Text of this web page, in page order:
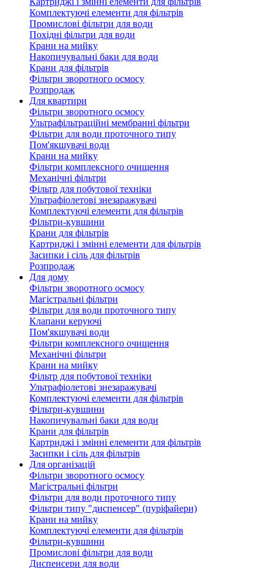
Комплектуючі елементи для фільтрів
Промислові фільтри для води
Похідні фільтри для води
Крани на мийку
Накопичувальні баки для води
Крани для фільтрів
Фільтри зворотного осмосу
Розпродаж
Для квартири
Фільтри зворотного осмосу
Ультрафільтраційні мембранні фільтри
Фільтри для води проточного типу
Пом'якшувачі води
Крани на мийку
Фільтри комплексного очищення
Механічні фільтри
Фільтр для побутової техніки
Ультрафіолетові знезаражувачі
Комплектуючі елементи для фільтрів
Фільтри-кувшини
Крани для фільтрів
Картриджі і змінні елементи для фільтрів
Засипки і сіль для фільтрів
Розпродаж
Для дому
Фільтри зворотного осмосу
Магістральні фільтри
Фільтри для води проточного типу
Клапани керуючі
Пом'якшувачі води
Фільтри комплексного очищення
Механічні фільтри
Крани на мийку
Фільтр для побутової техніки
Ультрафіолетові знезаражувачі
Комплектуючі елементи для фільтрів
Фільтри-кувшини
Накопичувальні баки для води
Крани для фільтрів
Картриджі і змінні елементи для фільтрів
Засипки і сіль для фільтрів
Для організацій
Фільтри зворотного осмосу
Магістральні фільтри
Фільтри для води проточного типу
Фільтри типу "диспенсер" (пуріфайери)
Крани на мийку
Комплектуючі елементи для фільтрів
Фільтри-кувшини
Промислові фільтри для води
Диспенсери для води